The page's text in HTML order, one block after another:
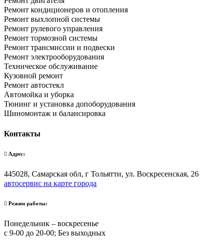
Ремонт кондиционеров и отопления
Ремонт выхлопной системы
Ремонт рулевого управления
Ремонт тормозной системы
Ремонт трансмиссии и подвески
Ремонт электрооборудования
Техническое обслуживание
Кузовной ремонт
Ремонт автостекл
Автомойка и уборка
Тюнинг и установка допоборудования
Шиномонтаж и балансировка
Контакты
Адрес:
445028, Самарская обл, г Тольятти, ул. Воскресенская, 26
автосервис на карте города
Режим работы:
Понедельник – воскресенье
с 9-00 до 20-00; Без выходных